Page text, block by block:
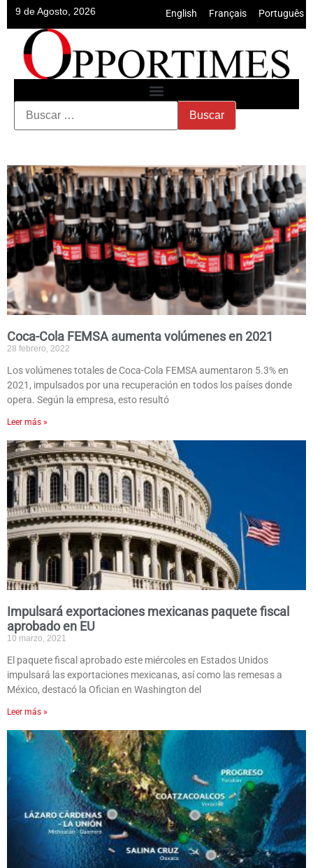
9 de Agosto, 2026 English Français Português
Coca-Cola FEMSA aumenta volúmenes en 2021
28 febrero, 2022
Los volúmenes totales de Coca-Cola FEMSA aumentaron 5.3% en
2021, impulsados ​​por una recuperación en todos los países donde
opera. Según la empresa, esto resultó
Leer más »
Impulsará exportaciones mexicanas paquete fiscal
aprobado en EU
10 marzo, 2021
El paquete fiscal aprobado este miércoles en Estados Unidos
impulsará las exportaciones mexicanas, así como las remesas a
México, destacó la Ofician en Washington del
Leer más »